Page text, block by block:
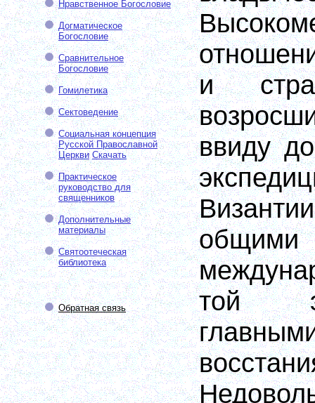
Нравственное Богословие
Догматическое
Богословие
Сравнительное
Богословие
Гомилетика
Сектоведение
Социальная концепция
Русской Православной
Церкви Скачать
Практическое
руководство для
священников
Дополнительные
материалы
Святоотеческая
библиотека
Обратная связь
и
ввиду
той